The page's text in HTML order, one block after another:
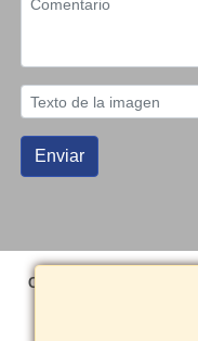
Enviar
Copyright© 2026 Grupo
Términos y